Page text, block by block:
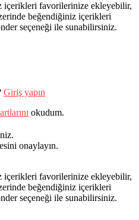
içerikleri favorilerinize ekleyebilir,
beğendiğiniz içerikleri
seçeneği ile sunabilirsiniz.
Giriş yapın
okudum.
onaylayın.
içerikleri favorilerinize ekleyebilir,
beğendiğiniz içerikleri
seçeneği ile sunabilirsiniz.